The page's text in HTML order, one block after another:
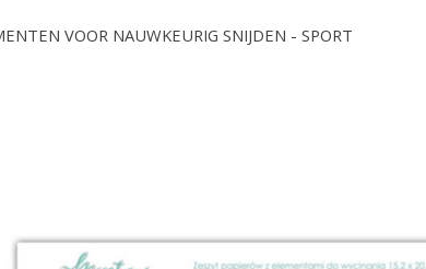
VOOR NAUWKEURIG SNIJDEN - SPORT